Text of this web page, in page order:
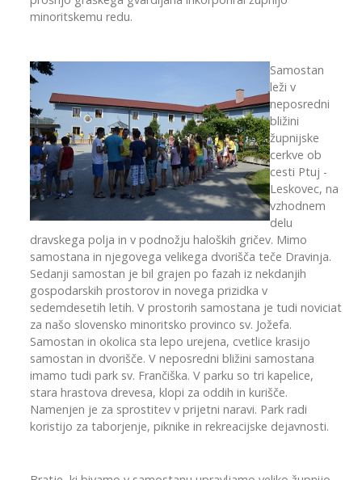
minoritskemu redu.
Samostan
leži v
neposredni
bližini
župnijske
cerkve ob
cesti Ptuj -
Leskovec, na
vzhodnem
delu
dravskega polja in v podnožju haloških gričev. Mimo
samostana in njegovega velikega dvorišča teče Dravinja.
Sedanji samostan je bil grajen po fazah iz nekdanjih
gospodarskih prostorov in novega prizidka v
sedemdesetih letih. V prostorih samostana je tudi noviciat
za našo slovensko minoritsko provinco sv. Jožefa.
Samostan in okolica sta lepo urejena, cvetlice krasijo
samostan in dvorišče. V neposredni bližini samostana
imamo tudi park sv. Frančiška. V parku so tri kapelice,
stara hrastova drevesa, klopi za oddih in kurišče.
Namenjen je za sprostitev v prijetni naravi. Park radi
koristijo za taborjenje, piknike in rekreacijske dejavnosti.